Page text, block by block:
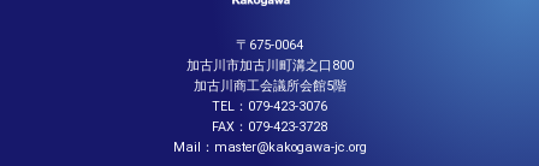
〒675-0064
加古川市加古川町溝之口800
加古川商工会議所会館5階
TEL：079-423-3076
FAX：079-423-3728
Mail：master@kakogawa-jc.org